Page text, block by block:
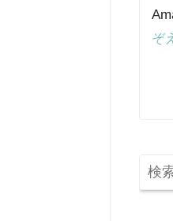
ぞ